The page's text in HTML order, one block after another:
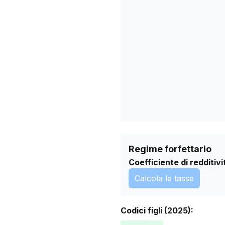
Regime forfettario
Coefficiente di
Calcola le tasse
Codici figli (2025):